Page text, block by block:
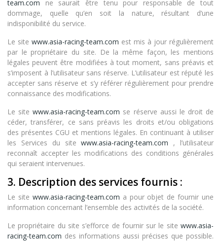
team.com ne saurait être tenu pour responsable de tout
dommage, quelle qu’en soit la nature, résultant d’une
indisponibilité du service.
Le site www.asia-racing-team.com est mis à jour régulièrement
par le propriétaire du site. De la même façon, les mentions
légales peuvent être modifiées à tout moment, sans préavis et
s’imposent à l’utilisateur sans réserve. L’utilisateur est réputé les
accepter sans réserve et s’y référer régulièrement pour prendre
connaissance des modifications.
Le sitewww.asia-racing-team.com se réserve aussi le droit de
céder, transférer, ce sans préavis les droits et/ou obligations
des présentes CGU et mentions légales. En continuant à utiliser
les Services du sitewww.asia-racing-team.com , l’utilisateur
reconnaît accepter les modifications des conditions générales
qui seraient intervenues.
3. Description des services fournis :
Le site www.asia-racing-team.com a pour objet de fournir une
information concernant l’ensemble des activités de la société.
Le propriétaire du site s’efforce de fournir sur le site www.asia-
racing-team.com des informations aussi précises que possible.